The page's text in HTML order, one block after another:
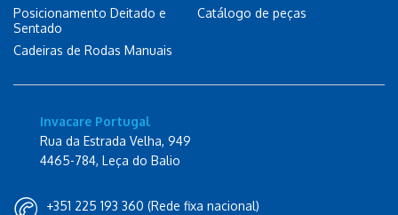
Posicionamento Deitado e
Sentado
Cadeiras de Rodas Manuais
Catálogo de peças
Invacare Portugal
Rua da Estrada Velha, 949
4465-784, Leça do Balio
+351 225 193 360 (Rede fixa nacional)